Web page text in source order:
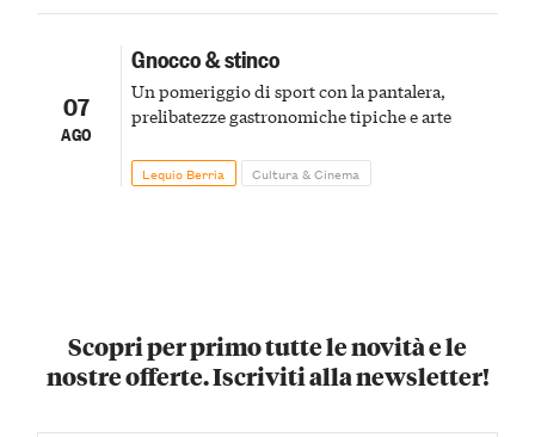
07
AGO
Gnocco & stinco
Un pomeriggio di sport con la pantalera,
prelibatezze gastronomiche tipiche e arte
Lequio Berria Cultura & Cinema
Scopri per primo tutte le novità e le
nostre offerte. Iscriviti alla newsletter!